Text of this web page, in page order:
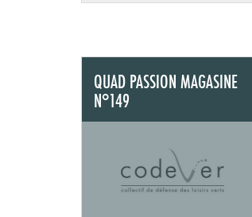
QUAD PASSION MAGASINE
N°149